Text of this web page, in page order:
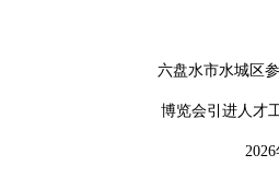
参加第十四
才工作领导
6月